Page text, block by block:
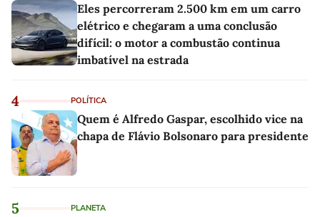
Eles percorreram 2.500 km em um carro
elétrico e chegaram a uma conclusão
difícil: o motor a combustão continua
imbatível na estrada
4 POLÍTICA
Quem é Alfredo Gaspar, escolhido vice na
chapa de Flávio Bolsonaro para presidente
5 PLANETA